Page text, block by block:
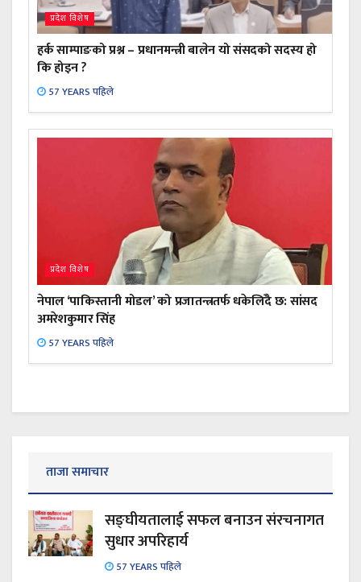
प्रदेश विशेष
हर्क साम्पाङको प्रश्न – प्रधानमन्त्री बालेन यो संसदको सदस्य हो
कि होइन ?
57 YEARS पहिले
प्रदेश विशेष
नेपाल ‘पाकिस्तानी मोडल’ को प्रजातन्त्रतर्फ धकेलिँदै छ: सांसद
अमरेशकुमार सिंह
57 YEARS पहिले
ताजा समाचार
सङ्घीयतालाई सफल बनाउन संरचनागत
सुधार अपरिहार्य
57 YEARS पहिले